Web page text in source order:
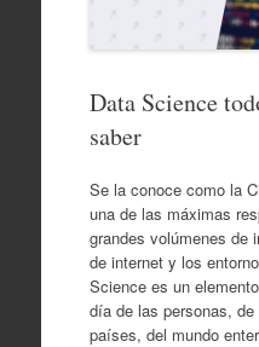
Data Science
saber
Se la conoce como la
una de las máximas
grandes volúmenes de
de internet y los
Science es un
día de las personas,
países, del mundo